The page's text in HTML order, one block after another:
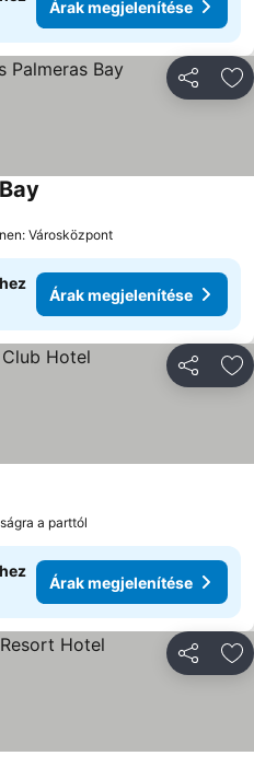
Árak megjelenítése
Városközpont
Árak megjelenítése
a parttól
Árak megjelenítése